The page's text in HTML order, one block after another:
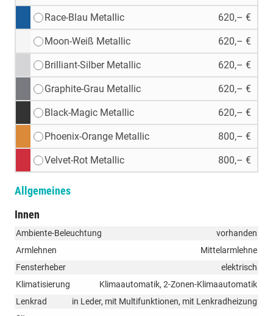
Race-Blau Metallic 620,– €
Moon-Weiß Metallic 620,– €
Brilliant-Silber Metallic 620,– €
Graphite-Grau Metallic 620,– €
Black-Magic Metallic 620,– €
Phoenix-Orange Metallic 800,– €
Velvet-Rot Metallic 800,– €
Allgemeines
Innen
Ambiente-Beleuchtung
vorhanden
Armlehnen
Mittelarmlehne
Fensterheber
elektrisch
Klimatisierung
Klimaautomatik, 2-Zonen-Klimaautomatik
Lenkrad
in Leder, mit Multifunktionen, mit Lenkradheizung